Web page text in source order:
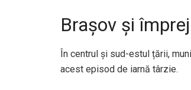
Brașov și
În centrul și sud-estul țării,
acest episod de iarnă târzie.